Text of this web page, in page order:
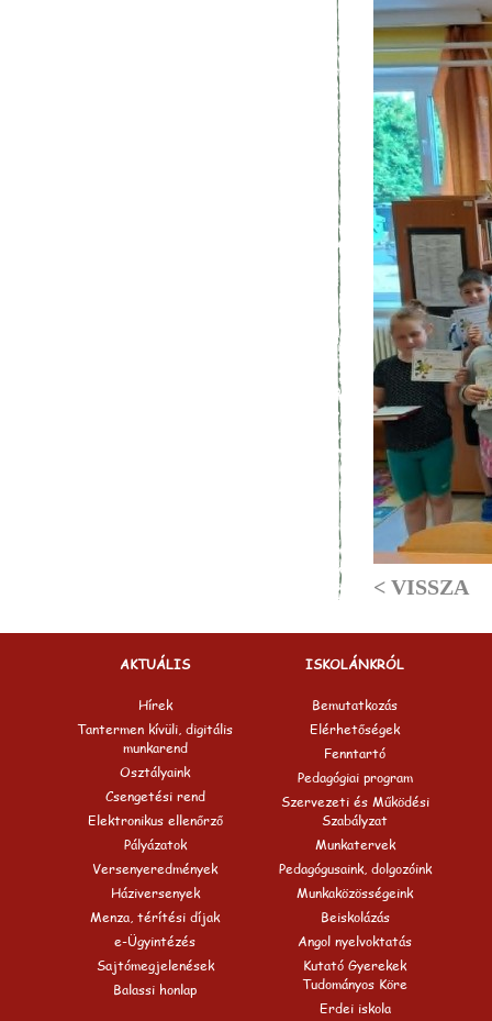
< VISSZA
AKTUÁLIS
Hírek
Tantermen kívüli, digitális
munkarend
Osztályaink
Csengetési rend
Elektronikus ellenőrző
Pályázatok
Versenyeredmények
Háziversenyek
Menza, térítési díjak
e-Ügyintézés
Sajtómegjelenések
Balassi honlap
ISKOLÁNKRÓL
Bemutatkozás
Elérhetőségek
Fenntartó
Pedagógiai program
Szervezeti és Működési
Szabályzat
Munkatervek
Pedagógusaink, dolgozóink
Munkaközösségeink
Beiskolázás
Angol nyelvoktatás
Kutató Gyerekek
Tudományos Köre
Erdei iskola